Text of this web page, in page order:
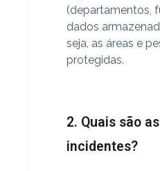
(departamentos,
dados
seja, as áreas e
protegidas.
2. Quais são
incidentes?